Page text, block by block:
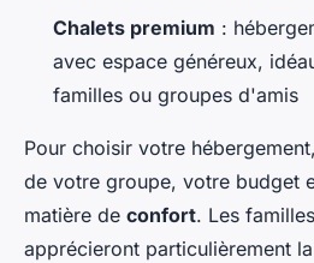
Chalets premium :
avec espace généreux,
familles ou groupes d'amis
Pour choisir votre
de votre groupe, votre budget
matière de confort. Les
apprécieront particulièrement